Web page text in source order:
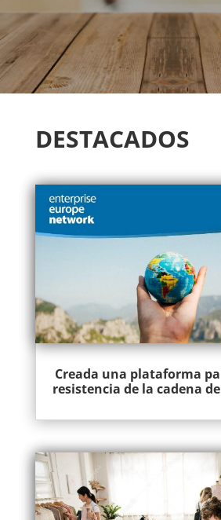
DESTACADOS
Creada una plataforma
resistencia de la cadena